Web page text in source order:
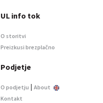
UL info tok
O storitvi
Preizkusi brezplačno
Podjetje
O podjetju | About
Kontakt